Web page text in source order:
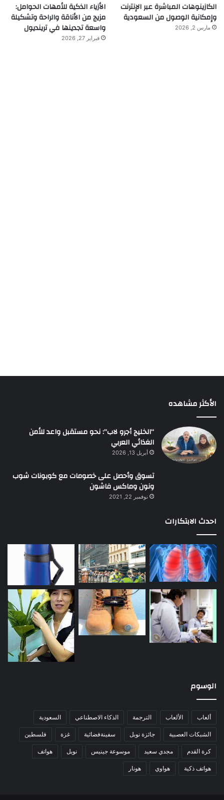
الكازينوهات المباشرة عبر الإنترنت
وإمكانية الوصول من السعودية
مارس 2, 2026
الأزياء الذكية للأمهات الحوامل:
مزيج من الأناقة والراحة وتشكيلة
واسعة تجدينها في ترينديول
فبراير 27, 2026
الأكثر مشاهده
“الخليج أجرو لاب”: نحو مستقبل واعد للأمن
الغذائي العربي
أبريل 13, 2026
تسوق وأحصل على خصومات مع كوبونات شوب
ونون وماكس فاشون
نوفمبر 22, 2021
احدث الابتكارات
الوسوم
ألعاب الألعاب الترجمة الذكاء الاصطناعي السعودية
الشبكات العصبية جائزة نوبل سفينةفضائية غزة فلسطين
كرة القدم مجدي سعيد موسوعة جينيس نوبل هواتف
هواتف ذكية هواوي هونار